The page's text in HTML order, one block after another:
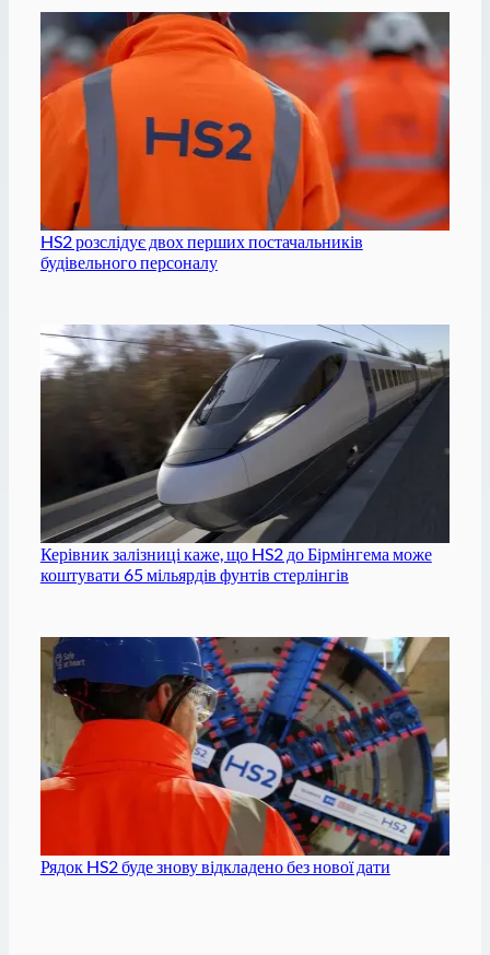
HS2 розслідує двох перших постачальників
будівельного персоналу
Керівник залізниці каже, що HS2 до Бірмінгема може
коштувати 65 мільярдів фунтів стерлінгів
Рядок HS2 буде знову відкладено без нової дати